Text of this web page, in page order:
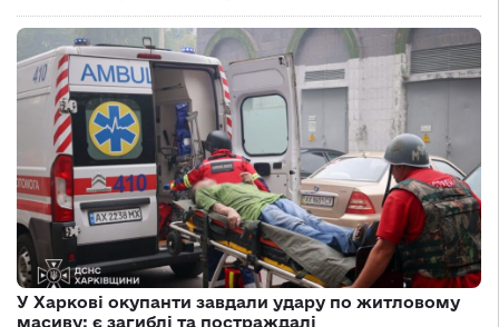
У Харкові окупанти завдали удару по житловому
масиву: є загиблі та постраждалі